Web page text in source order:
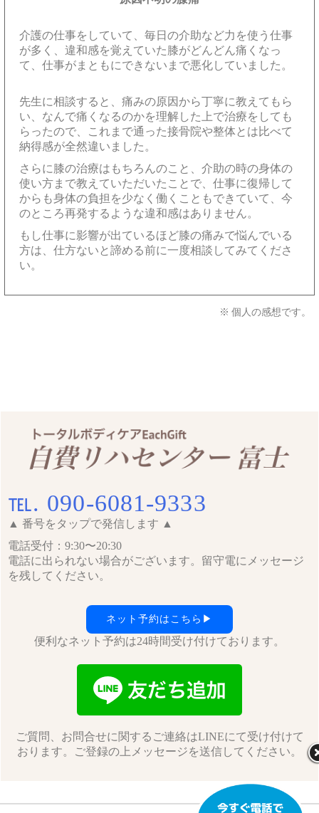
介護の仕事をしていて、毎日の介助など力を使う仕事
が多く、違和感を覚えていた膝がどんどん痛くなっ
て、仕事がまともにできないまで悪化していました。
先生に相談すると、痛みの原因から丁寧に教えてもら
い、なんで痛くなるのかを理解した上で治療をしても
らったので、これまで通った接骨院や整体とは比べて
納得感が全然違いました。
さらに膝の治療はもちろんのこと、介助の時の身体の
使い方まで教えていただいたことで、仕事に復帰して
からも身体の負担を少なく働くこともできていて、今
のところ再発するような違和感はありません。
もし仕事に影響が出ているほど膝の痛みで悩んでいる
方は、仕方ないと諦める前に一度相談してみてくださ
い。
※ 個人の感想です。
℡. 090-6081-9333
▲ 番号をタップで発信します ▲
電話受付：9:30〜20:30
電話に出られない場合がございます。留守電にメッセージ
を残してください。
ネット予約はこちら▶︎
便利なネット予約は24時間受け付けております。
ご質問、お問合せに関するご連絡はLINEにて受け付けて
おります。ご登録の上メッセージを送信してください。